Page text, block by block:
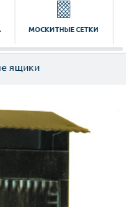
МОСКИТНЫЕ СЕТКИ
ящики